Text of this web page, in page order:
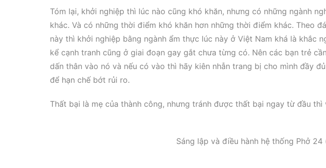
Tóm lại, khởi nghiệp thì lúc nào cũng khó khăn, nhưng có những ngành
khác. Và có những thời điểm khó khăn hơn những thời điểm khác. Theo
này thì khởi nghiệp bằng ngành ẩm thực lúc này ở Việt Nam khá là khắc
kể cạnh tranh cũng ở giai đoạn gay gắt chưa từng có. Nên các bạn trẻ
dấn thân vào nó và nếu có vào thì hãy kiên nhẫn trang bị cho mình đầy
để hạn chế bớt rủi ro.
Thất bại là mẹ của thành công, nhưng tránh được thất bại ngay từ đầu thì
Sáng lập và điều hành hệ thống Phở